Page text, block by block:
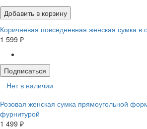
Добавить в корзину
Коричневая повседневная женская сумка в
1 599 ₽
Подписаться
Нет в наличии
Розовая женская сумка прямоугольной
фурнитурой
1 499 ₽